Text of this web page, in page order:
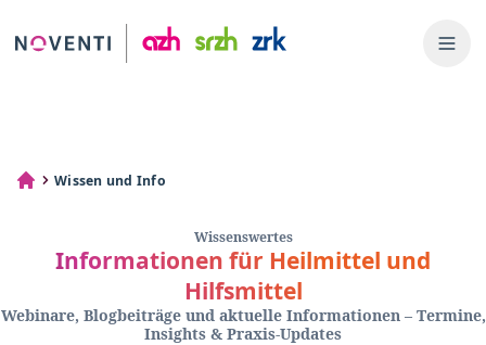
Wissen und Info
Wissenswertes
Informationen für Heilmittel und
Hilfsmittel
Webinare, Blogbeiträge und aktuelle Informationen – Termine,
Insights & Praxis-Updates